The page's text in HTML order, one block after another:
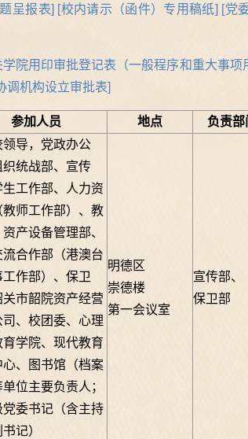
呈报表] [校内请示（函件）专用稿纸] [党
学院用印审批登记表（一般程序和重大事项
调机构设立审批表]
参加人员 地点 负责部
领导，党政办公
织统战部、宣传
生工作部、人力资
教师工作部）、教
产设备管理部、
流合作部（港澳台
作部）、保卫
关市韶院资产经营
司、校团委、心理
育学院、现代教育
心、图书馆（档案
位主要负责人；
党委书记（含主持
记）
明德区
崇德楼
第一会议室
宣传部、
保卫部